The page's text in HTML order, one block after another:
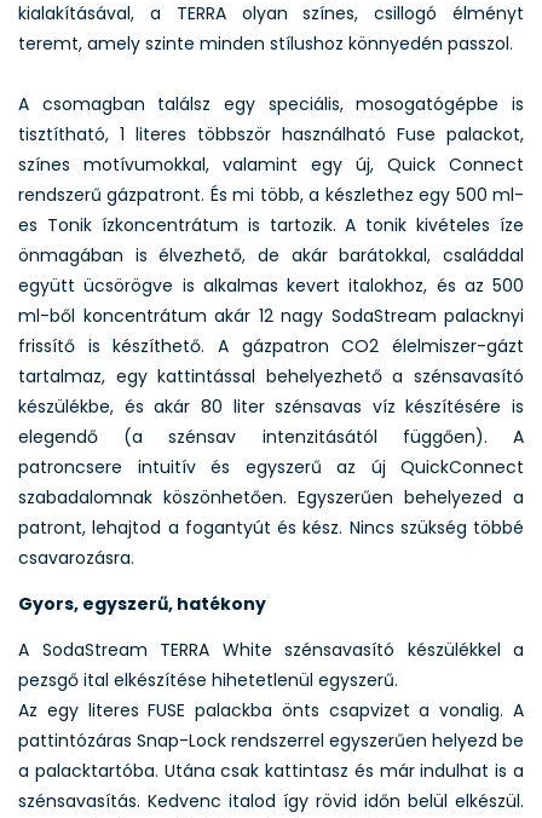
kialakításával, a TERRA olyan színes, csillogó élményt
teremt, amely szinte minden stílushoz könnyedén passzol.
A csomagban találsz egy speciális, mosogatógépbe is
tisztítható, 1 literes többször használható Fuse palackot,
színes motívumokkal, valamint egy új, Quick Connect
rendszerű gázpatront. És mi több, a készlethez egy 500 ml-
es Tonik ízkoncentrátum is tartozik. A tonik kivételes íze
önmagában is élvezhető, de akár barátokkal, családdal
együtt ücsörögve is alkalmas kevert italokhoz, és az 500
ml-ből koncentrátum akár 12 nagy SodaStream palacknyi
frissítő is készíthető. A gázpatron CO2 élelmiszer-gázt
tartalmaz, egy kattintással behelyezhető a szénsavasító
készülékbe, és akár 80 liter szénsavas víz készítésére is
elegendő (a szénsav intenzitásától függően). A
patroncsere intuitív és egyszerű az új QuickConnect
szabadalomnak köszönhetően. Egyszerűen behelyezed a
patront, lehajtod a fogantyút és kész. Nincs szükség többé
csavarozásra.
Gyors, egyszerű, hatékony
A SodaStream TERRA White szénsavasító készülékkel a
pezsgő ital elkészítése hihetetlenül egyszerű.
Az egy literes FUSE palackba önts csapvizet a vonalig. A
pattintózáras Snap-Lock rendszerrel egyszerűen helyezd be
a palacktartóba. Utána csak kattintasz és már indulhat is a
szénsavasítás. Kedvenc italod így rövid időn belül elkészül.